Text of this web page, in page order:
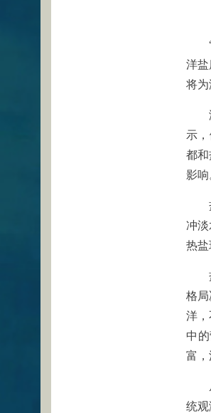
洋
将
示
都
影响
冲
热盐
格
洋
中
富，
统